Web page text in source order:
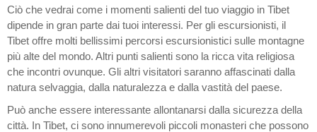
Ciò che vedrai come i momenti salienti del tuo viaggio in Tibet
dipende in gran parte dai tuoi interessi. Per gli escursionisti, il
Tibet offre molti bellissimi percorsi escursionistici sulle montagne
più alte del mondo. Altri punti salienti sono la ricca vita religiosa
che incontri ovunque. Gli altri visitatori saranno affascinati dalla
natura selvaggia, dalla naturalezza e dalla vastità del paese.
Può anche essere interessante allontanarsi dalla sicurezza della
città. In Tibet, ci sono innumerevoli piccoli monasteri che possono